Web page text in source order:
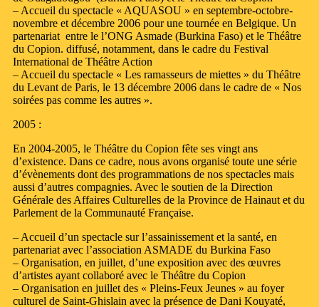
– Accueil du spectacle « AQUASOU » en septembre-octobre-
novembre et décembre 2006 pour une tournée en Belgique. Un
partenariat entre le l’ONG Asmade (Burkina Faso) et le Théâtre
du Copion. diffusé, notamment, dans le cadre du Festival
International de Théâtre Action
– Accueil du spectacle « Les ramasseurs de miettes » du Théâtre
du Levant de Paris, le 13 décembre 2006 dans le cadre de « Nos
soirées pas comme les autres ».
2005 :
En 2004-2005, le Théâtre du Copion fête ses vingt ans
d’existence. Dans ce cadre, nous avons organisé toute une série
d’évènements dont des programmations de nos spectacles mais
aussi d’autres compagnies. Avec le soutien de la Direction
Générale des Affaires Culturelles de la Province de Hainaut et du
Parlement de la Communauté Française.
– Accueil d’un spectacle sur l’assainissement et la santé, en
partenariat avec l’association ASMADE du Burkina Faso
– Organisation, en juillet, d’une exposition avec des œuvres
d’artistes ayant collaboré avec le Théâtre du Copion
– Organisation en juillet des « Pleins-Feux Jeunes » au foyer
culturel de Saint-Ghislain avec la présence de Dani Kouyaté,